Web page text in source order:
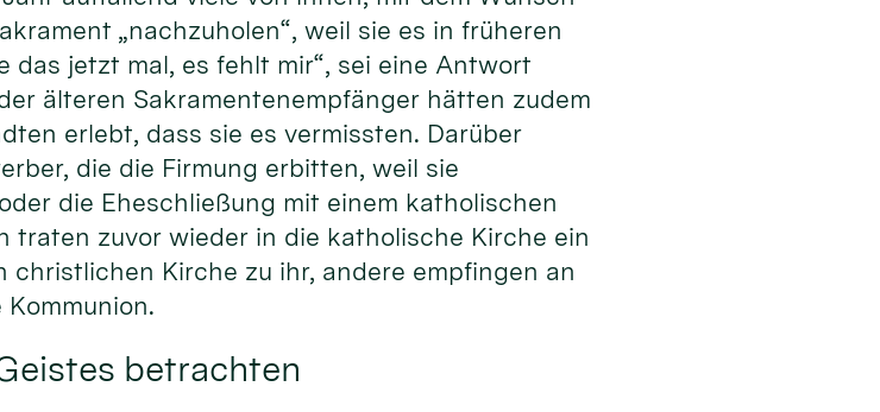
„nachzuholen“, weil sie es in früheren
das jetzt mal, es fehlt mir“, sei eine Antwort
älteren Sakramentenempfänger hätten zudem
erlebt, dass sie es vermissten. Darüber
die die Firmung erbitten, weil sie
die Eheschließung mit einem katholischen
traten zuvor wieder in die katholische Kirche ein
Kirche zu ihr, andere empfingen an
betrachten